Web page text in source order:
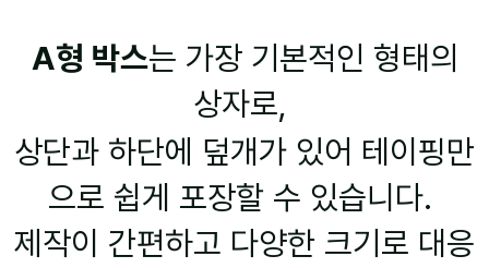
A형 박스는 가장 기본적인 형태의
상자로,
상단과 하단에 덮개가 있어 테이핑만
으로 쉽게 포장할 수 있습니다.
제작이 간편하고 다양한 크기로 대응